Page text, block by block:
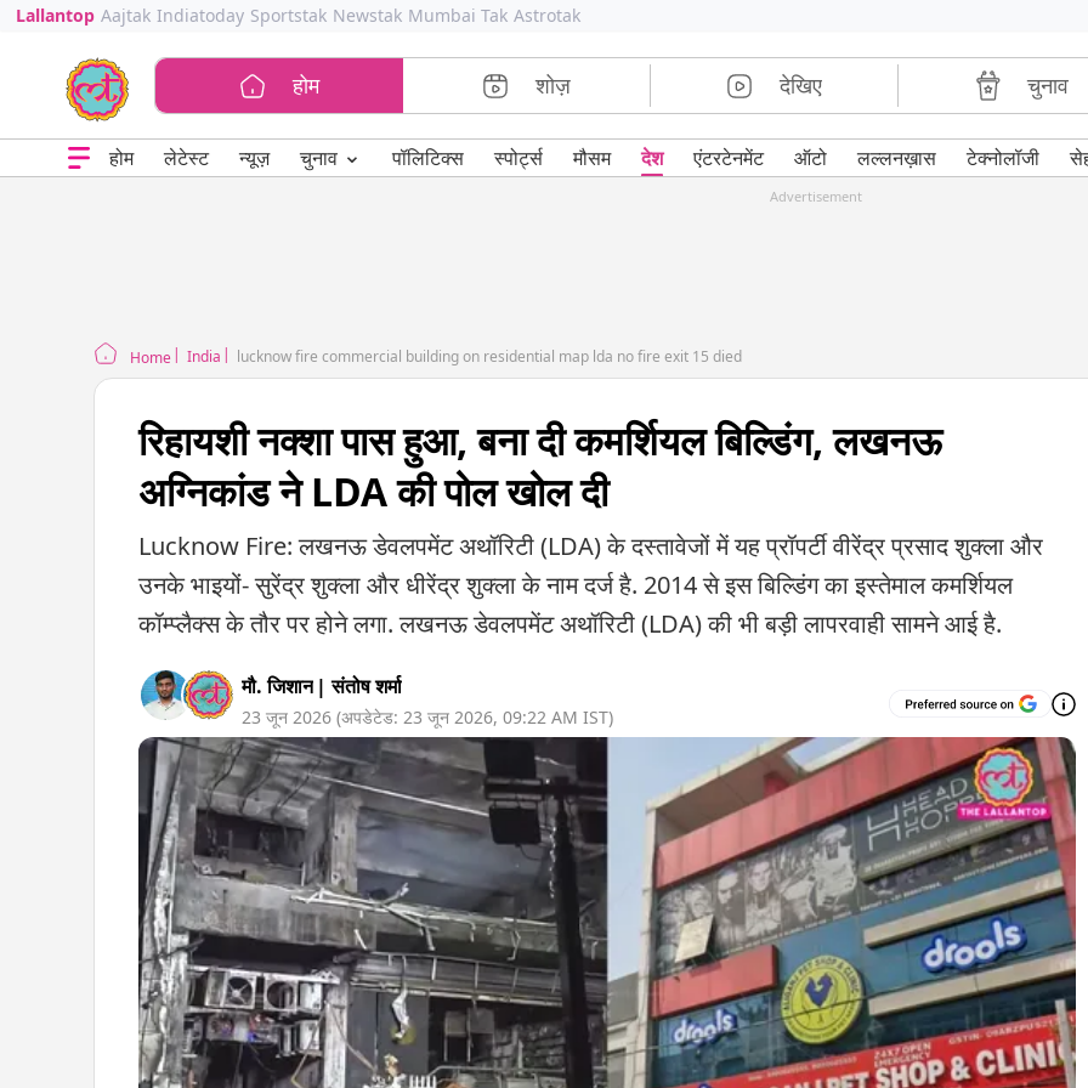
Lallantop Aajtak Indiatoday Sportstak Newstak Mumbai Tak Astrotak
होम शोज़ देखिए चुनाव
होम लेटेस्ट न्यूज़ चुनाव ⌄ पॉलिटिक्स स्पोर्ट्स मौसम देश एंटरटेनमेंट ऑटो लल्लनख़ास टेक्नोलॉजी
Advertisement
Home India lucknow fire commercial building on residential map lda no fire exit 15 died
रिहायशी नक्शा पास हुआ, बना दी कमर्शियल बिल्डिंग, लखनऊ
अग्निकांड ने LDA की पोल खोल दी
Lucknow Fire: लखनऊ डेवलपमेंट अथॉरिटी (LDA) के दस्तावेजों में यह प्रॉपर्टी वीरेंद्र प्रसाद शुक्ला और
उनके भाइयों- सुरेंद्र शुक्ला और धीरेंद्र शुक्ला के नाम दर्ज है. 2014 से इस बिल्डिंग का इस्तेमाल कमर्शियल
कॉम्प्लैक्स के तौर पर होने लगा. लखनऊ डेवलपमेंट अथॉरिटी (LDA) की भी बड़ी लापरवाही सामने आई है.
मौ. जिशान | संतोष शर्मा
23 जून 2026 (अपडेटेड: 23 जून 2026, 09:22 AM IST)